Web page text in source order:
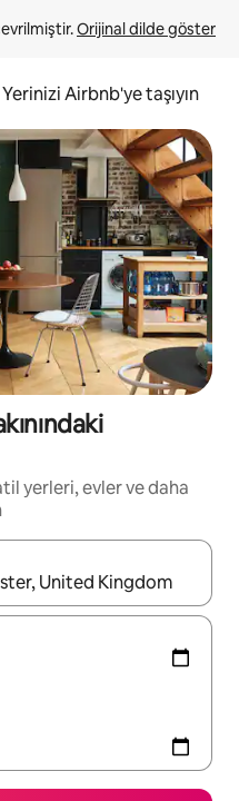
Orijinal dilde göster
Yerinizi Airbnb'ye taşıyın
yerleri, evler ve daha
yukarı ve aşağı oklarıyla